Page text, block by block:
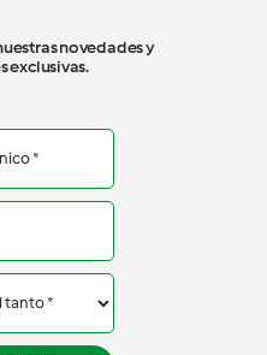
novedades y
exclusivas.